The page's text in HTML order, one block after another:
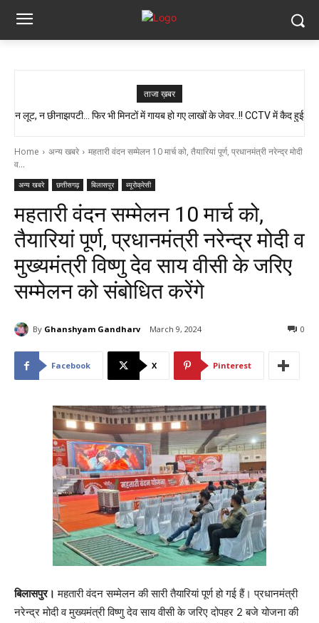
ताजा ख़बर
स्वास्थ्य मंत्री श्याम बिहारी जायसवाल का बड़ा बयान, कहा- प्रदेश में कोई भी झोलाछाप
न लूट, न छीनाझपटी… फिर भी मिनटों में गायब हो गए लाखों के जेवर..!! CCTV में कैद हुई
Home अन्य खबरे
महतारी वंदन सम्मेलन 10 मार्च को, तैयारियां पूर्ण, प्रधानमंत्री नरेन्द्र मोदी
व...
अन्य खबरे छत्तीसगढ़ बिलासपुर ब्यूरोक्रेसी
महतारी वंदन सम्मेलन 10 मार्च को,
तैयारियां पूर्ण, प्रधानमंत्री नरेन्द्र मोदी व
मुख्यमंत्री विष्णु देव साय वीसी के जरिए
सम्मेलन को संबोधित करेंगे
By Ghanshyam Gandharv March 9, 2024 0
Facebook X Pinterest
बिलासपुर। महतारी वंदन सम्मेलन की सारी तैयारियां पूर्ण हो गई हैं। प्रधानमंत्री
नरेन्द्र मोदी व मुख्यमंत्री विष्णु देव साय वीसी के जरिए दोपहर 2 बजे योजना की